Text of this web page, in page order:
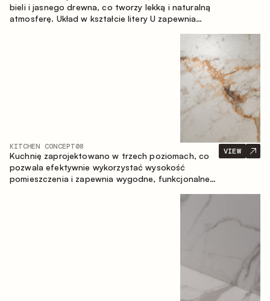
bieli i jasnego drewna, co tworzy lekką i naturalną
atmosferę. Układ w kształcie litery U zapewnia
użytkową, tworząc miejsce na szybkie śniadania i
KITCHEN CONCEPT08
Kuchnię zaprojektowano w trzech poziomach, co
pozwala efektywnie wykorzystać wysokość
pomieszczenia i zapewnia wygodne, funkcjonalne
VIEW